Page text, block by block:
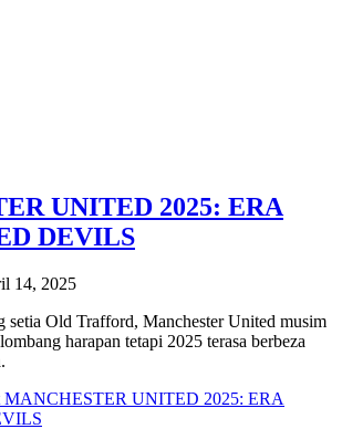
UNITED 2025: ERA
DEVILS
14, 2025
setia Old Trafford, Manchester United musim
harapan tetapi 2025 terasa berbeza
MANCHESTER UNITED 2025: ERA